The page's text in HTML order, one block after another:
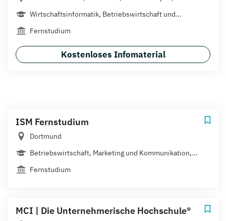
Wirtschaftsinformatik, Betriebswirtschaft und...
Fernstudium
Kostenloses Infomaterial
ISM Fernstudium
Dortmund
Betriebswirtschaft, Marketing und Kommunikation,...
Fernstudium
MCI | Die Unternehmerische Hochschule®